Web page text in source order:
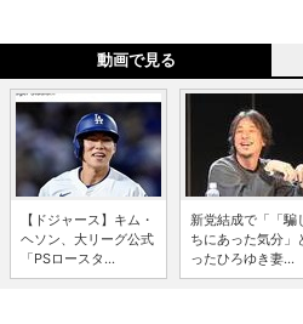
動画で見る
【ドジャース】キム・
ヘソン、大リーグ公式
「PSロースタ...
新党結成で「「騙
ちにあった気分」
ったひろゆき妻...